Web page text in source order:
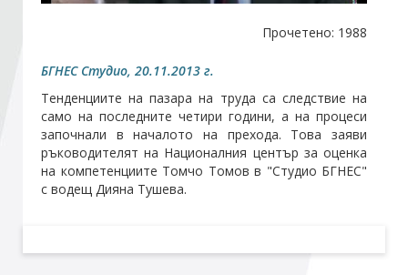
Абонирайте се!
Прочетено: 1988
БГНЕС Студио, 20.11.2013 г.
Тенденциите на пазара на труда са следствие на
само на последните четири години, а на процеси
започнали в началото на прехода. Това заяви
ръководителят на Националния център за оценка
на компетенциите Томчо Томов в "Студио БГНЕС"
с водещ Дияна Тушева.